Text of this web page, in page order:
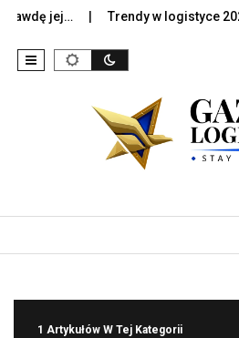
jej… Trendy w logistyce
1 Artykułów W Tej Kategorii